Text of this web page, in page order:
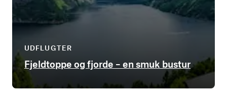
UDFLUGTER
Fjeldtoppe og fjorde – en smuk bustur